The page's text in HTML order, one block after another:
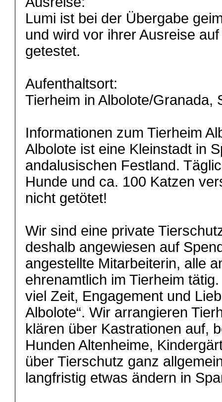
Lumi ist bei der Übergabe
und wird vor ihrer Ausreise
getestet.
Aufenthaltsort:
Tierheim in Albolote/Granada,
Informationen zum Tierheim
Albolote ist eine Kleinstadt in
andalusischen Festland.
Hunde und ca. 100 Katzen
nicht getötet!
Wir sind eine private
deshalb angewiesen auf
angestellte Mitarbeiterin, alle
ehrenamtlich im Tierheim
viel Zeit, Engagement und
Albolote“. Wir arrangieren
klären über Kastrationen auf,
Hunden Altenheime,
über Tierschutz ganz
langfristig etwas ändern in